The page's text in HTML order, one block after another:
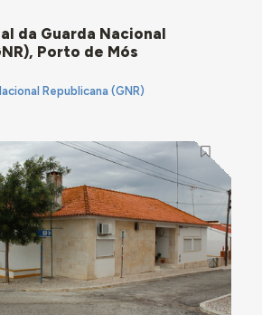
da Guarda Nacional
Porto de Mós
Republicana (GNR)